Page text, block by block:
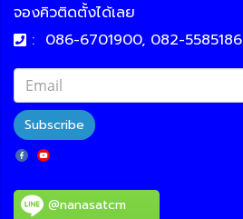
จองคิวติดตั้งได้เลย
: 086-6701900, 082-5585186
Subscribe
@nanasatcm